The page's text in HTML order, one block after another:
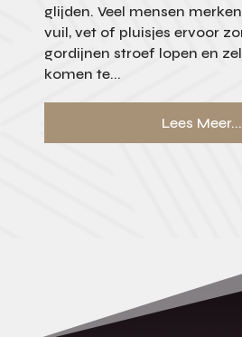
glijden. Veel mensen
vuil, vet of pluisjes ervoor
gordijnen stroef lopen en
komen te...
Lees Meer...